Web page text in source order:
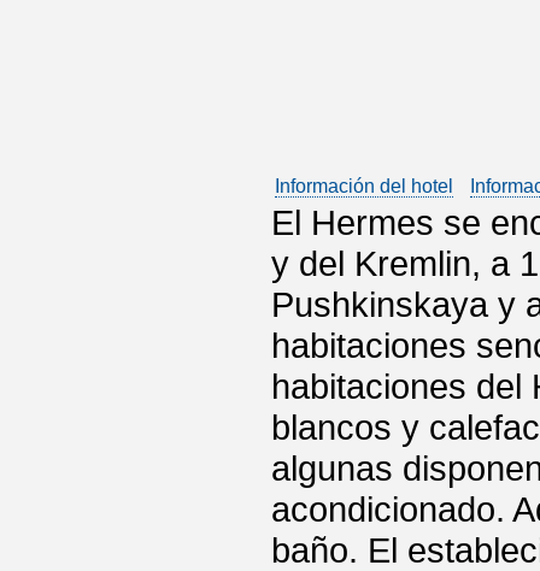
Información del hotel
El Hermes se
y del Kremlin, a
Pushkinskaya y
habitaciones
habitaciones del
blancos y
algunas
acondicionado.
baño. El